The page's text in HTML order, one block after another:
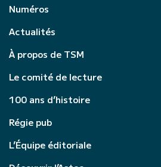
Numéros
Actualités
À propos de TSM
Le comité de lecture
100 ans d’histoire
Régie pub
L’Équipe éditoriale